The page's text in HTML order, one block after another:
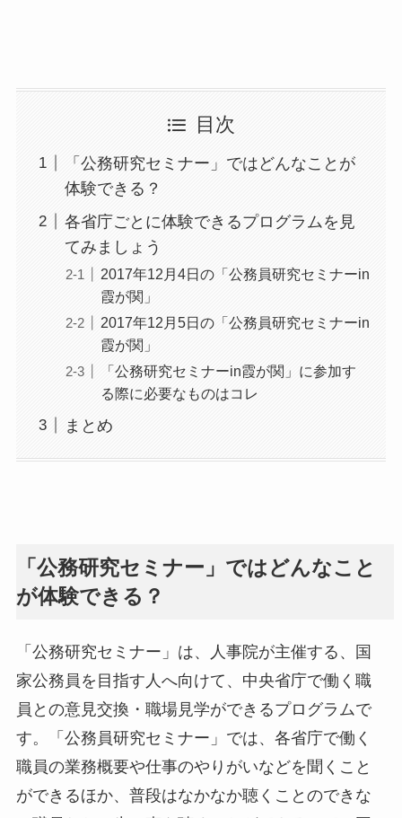
目次
「公務研究セミナー」ではどんなことが
体験できる？
各省庁ごとに体験できるプログラムを見
てみましょう
2017年12月4日の「公務員研究セミナーin
霞が関」
2017年12月5日の「公務員研究セミナーin
霞が関」
「公務研究セミナーin霞が関」に参加す
る際に必要なものはコレ
まとめ
「公務研究セミナー」ではどんなこと
が体験できる？
「公務研究セミナー」は、人事院が主催する、国
家公務員を目指す人へ向けて、中央省庁で働く職
員との意見交換・職場見学ができるプログラムで
す。「公務員研究セミナー」では、各省庁で働く
職員の業務概要や仕事のやりがいなどを聞くこと
ができるほか、普段はなかなか聴くことのできな